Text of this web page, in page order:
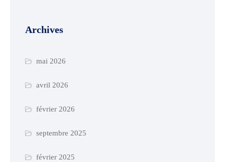
Archives
mai 2026
avril 2026
février 2026
septembre 2025
février 2025